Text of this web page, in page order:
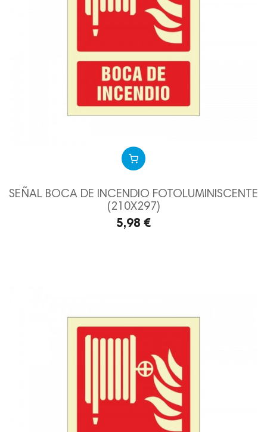
SEÑAL BOCA DE INCENDIO FOTOLUMINISCENTE
(210X297)
5,98 €